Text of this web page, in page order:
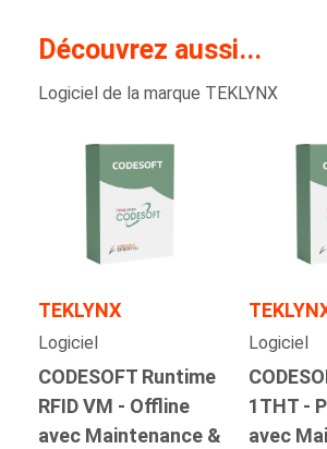
Découvrez aussi...
Logiciel de la marque TEKLYNX
TEKLYNX
Logiciel
CODESOFT Runtime
RFID VM - Offline
avec Maintenance &
Logiciel
1THT -
avec